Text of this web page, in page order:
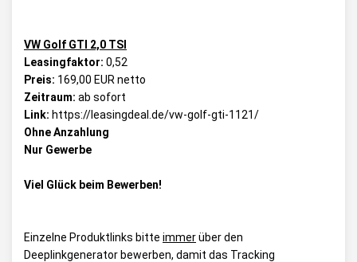
VW Golf GTI 2,0 TSI
Leasingfaktor: 0,52
Preis: 169,00 EUR netto
Zeitraum: ab sofort
Link: https://leasingdeal.de/vw-golf-gti-1121/
Ohne Anzahlung
Nur Gewerbe
Viel Glück beim Bewerben!
Einzelne Produktlinks bitte immerüber den
Deeplinkgenerator bewerben, damit das Tracking